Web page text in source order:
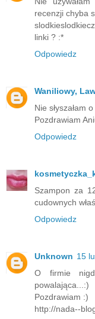
recenzji chyba
linki ? :*
Odpowiedz
Waniliowy,
Nie słyszałam
Pozdrawiam
Odpowiedz
Szampon za
cudownych
Odpowiedz
Unknown 15
O firmie
powalająca...:)
Pozdrawiam :)
http://nada--